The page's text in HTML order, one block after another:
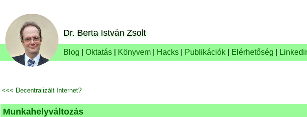
Dr. Berta István Zsolt
Blog Oktatás Könyvem Hacks Publikációk Elérhetőség
<<< Decentralizált Internet?
Munkahelyváltozás